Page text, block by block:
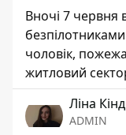
Вночі 7 червня
чоловік,
житловий
Ліна
ADMIN